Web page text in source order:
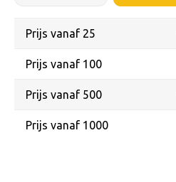
Prijs vanaf 25
Prijs vanaf 100
Prijs vanaf 500
Prijs vanaf 1000